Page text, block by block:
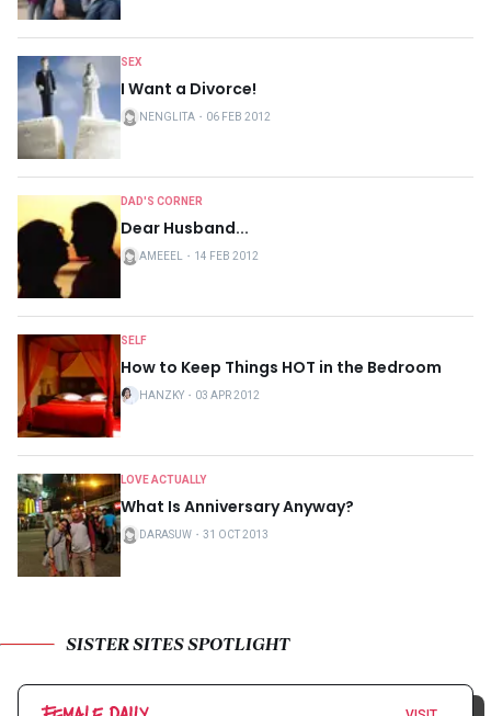
SEX
I Want a Divorce!
NENGLITA ・ 06 FEB 2012
DAD'S CORNER
Dear Husband...
AMEEEL ・ 14 FEB 2012
SELF
How to Keep Things HOT in the Bedroom
HANZKY ・ 03 APR 2012
LOVE ACTUALLY
What Is Anniversary Anyway?
DARASUW ・ 31 OCT 2013
SISTER SITES SPOTLIGHT